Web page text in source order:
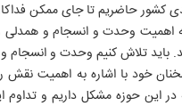
کشور حاضریم تا جای ممکن
اهمیت وحدت و انسجام و
باید تلاش کنیم وحدت و
خود با اشاره به اهمیت نقش
در این حوزه مشکل داریم و